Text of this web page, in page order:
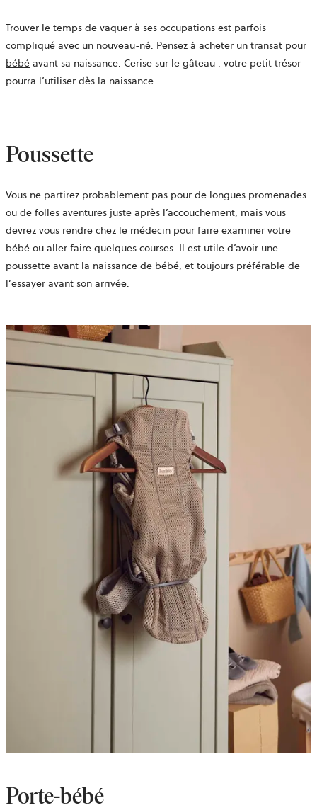
Trouver le temps de vaquer à ses occupations est parfois
compliqué avec un nouveau-né. Pensez à acheter un transat pour
bébé avant sa naissance. Cerise sur le gâteau : votre petit trésor
pourra l’utiliser dès la naissance.
Poussette
Vous ne partirez probablement pas pour de longues promenades
ou de folles aventures juste après l’accouchement, mais vous
devrez vous rendre chez le médecin pour faire examiner votre
bébé ou aller faire quelques courses. Il est utile d’avoir une
poussette avant la naissance de bébé, et toujours préférable de
l’essayer avant son arrivée.
Porte-bébé